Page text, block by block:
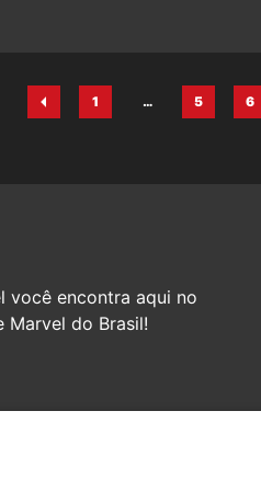
Página
1
…
Página
5
6
você encontra aqui no
Marvel do Brasil!
Enterprises.